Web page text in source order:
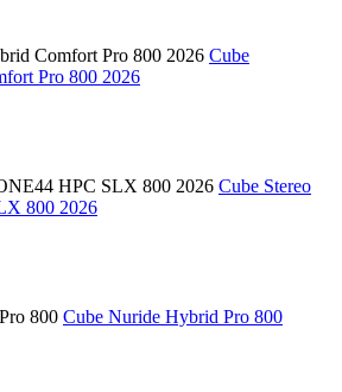
Cube
Pro 800 2026
Cube Stereo
800 2026
Cube Nuride Hybrid Pro 800